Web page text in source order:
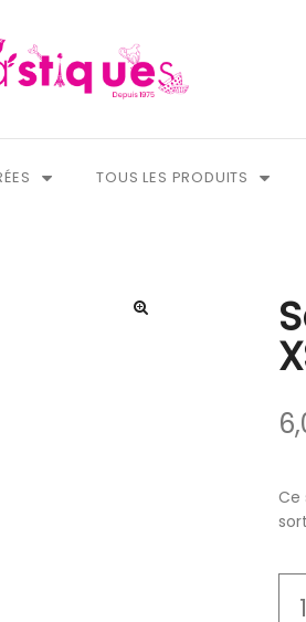
TOUS LES PRODUITS
Ce